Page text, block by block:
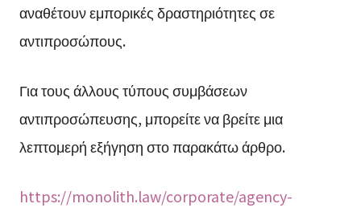
αναθέτουν εμπορικές δραστηριότητες σε
αντιπροσώπους.
Για τους άλλους τύπους συμβάσεων
αντιπροσώπευσης, μπορείτε να βρείτε μια
λεπτομερή εξήγηση στο παρακάτω άρθρο.
https://monolith.law/corporate/agency-